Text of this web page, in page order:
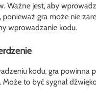
Ważne jest, aby
ponieważ gra może nie
wprowadzanie kodu.
kodu, gra powinna
Może to być sygnał